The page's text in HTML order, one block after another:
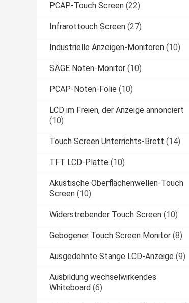
PCAP-Touch Screen (22)
Infrarottouch Screen (27)
Industrielle Anzeigen-Monitoren (10)
SÄGE Noten-Monitor (10)
PCAP-Noten-Folie (10)
LCD im Freien, der Anzeige annonciert
(10)
Touch Screen Unterrichts-Brett (14)
TFT LCD-Platte (10)
Akustische Oberflächenwellen-Touch
Screen (10)
Widerstrebender Touch Screen (10)
Gebogener Touch Screen Monitor (8)
Ausgedehnte Stange LCD-Anzeige (9)
Ausbildung wechselwirkendes
Whiteboard (6)